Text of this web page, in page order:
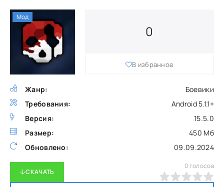
Жанр:
Боевики
Требования:
Android 5.1.1+
Версия:
15.5.0
Размер:
450 Мб
Обновлено:
09.09.2024
0
В избранное
СКАЧАТЬ
0 голосов
Мод